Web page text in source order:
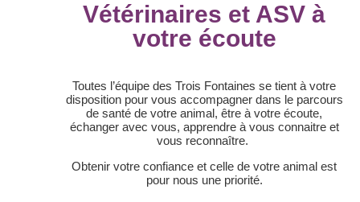
Vétérinaires et ASV à
votre écoute
Toutes l’équipe des Trois Fontaines se tient à votre
disposition pour vous accompagner dans le parcours
de santé de votre animal, être à votre écoute,
échanger avec vous, apprendre à vous connaitre et
vous reconnaître.
Obtenir votre confiance et celle de votre animal est
pour nous une priorité.